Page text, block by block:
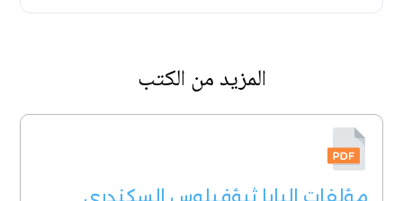
المزيد من الكتب
مؤلفات البابا ثيؤفيلوس السكندري